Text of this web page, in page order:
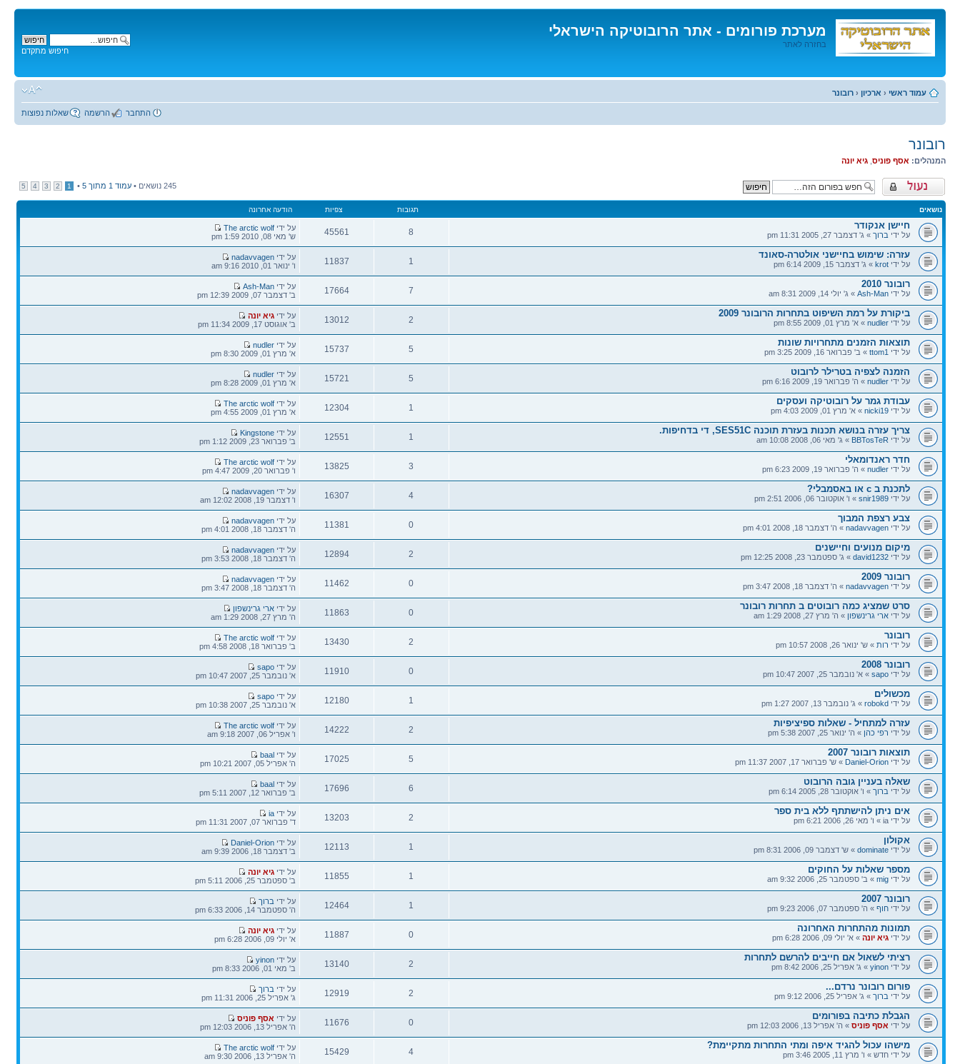
מערכת פורומים - אתר הרובוטיקה הישראלי
בחזרה לאתר
לתוכן
חיפוש מתקדם
עמוד ראשי ‹ ארכיון ‹ רובונר
שאלות נפוצות הרשמה התחבר
רובונר
המנהלים: אסף פוניס גיא יונה
פורום נעול 245 נושאים • עמוד 1 מתוך 5
•
1
2
3
4
5
נושאים תגובות צפיות הודעה אחרונה
חיישן אנקודר
על ידי ברוך » ג' דצמבר 27, 2005 11:31 pm
8
תגובות
45561
צפיות
הודעה
אחרונה
על ידי The arctic wolf
ש' מאי 08, 2010 1:59 pm
עזרה: שימוש בחיישני אולטרה-סאונד
על ידי krot » ג' דצמבר 15, 2009 6:14 pm
1
תגובות
11837
צפיות
הודעה
אחרונה
על ידי nadavvagen
ו' ינואר 01, 2010 9:16 am
רובונר 2010
על ידי Ash-Man » ג' יולי 14, 2009 8:31 am
7
תגובות
17664
צפיות
הודעה
אחרונה
על ידי Ash-Man
ב' דצמבר 07, 2009 12:39 pm
ביקורת על רמת השיפוט בתחרות הרובונר 2009
על ידי nudler » א' מרץ 01, 2009 8:55 pm
2
תגובות
13012
צפיות
הודעה
אחרונה
על ידי גיא יונה
ב' אוגוסט 17, 2009 11:34 pm
תוצאות הזמנים מתחרויות שונות
על ידי ttom1 » ב' פברואר 16, 2009 3:25 pm
5
תגובות
15737
צפיות
הודעה
אחרונה
על ידי nudler
א' מרץ 01, 2009 8:30 pm
הזמנה לצפיה בטרילר לרובוט
על ידי nudler » ה' פברואר 19, 2009 6:16 pm
5
תגובות
15721
צפיות
הודעה
אחרונה
על ידי nudler
א' מרץ 01, 2009 8:28 pm
עבודת גמר על רובוטיקה ועסקים
על ידי nicki19 » א' מרץ 01, 2009 4:03 pm
1
תגובות
12304
צפיות
הודעה
אחרונה
על ידי The arctic wolf
א' מרץ 01, 2009 4:55 pm
צריך עזרה בנושא תכנות בעזרת תוכנה SES51C, די בדחיפות.
על ידי BBTosTeR » ג' מאי 06, 2008 10:08 am
1
תגובות
12551
צפיות
הודעה
אחרונה
על ידי Kingstone
ב' פברואר 23, 2009 1:12 pm
חדר ראנדומאלי
על ידי nudler » ה' פברואר 19, 2009 6:23 pm
3
תגובות
13825
צפיות
הודעה
אחרונה
על ידי The arctic wolf
ו' פברואר 20, 2009 4:47 pm
לתכנת ב c או באסמבלי?
על ידי snir1989 » ו' אוקטובר 06, 2006 2:51 pm
4
תגובות
16307
צפיות
הודעה
אחרונה
על ידי nadavvagen
ו' דצמבר 19, 2008 12:02 am
צבע רצפת המבוך
על ידי nadavvagen » ה' דצמבר 18, 2008 4:01 pm
0
תגובות
11381
צפיות
הודעה
אחרונה
על ידי nadavvagen
ה' דצמבר 18, 2008 4:01 pm
מיקום מנועים וחיישנים
על ידי david1232 » ג' ספטמבר 23, 2008 12:25 pm
2
תגובות
12894
צפיות
הודעה
אחרונה
על ידי nadavvagen
ה' דצמבר 18, 2008 3:53 pm
רובונר 2009
על ידי nadavvagen » ה' דצמבר 18, 2008 3:47 pm
0
תגובות
11462
צפיות
הודעה
אחרונה
על ידי nadavvagen
ה' דצמבר 18, 2008 3:47 pm
סרט שמציג כמה רובוטים ב תחרות רובונר
על ידי ארי גרינשפון » ה' מרץ 27, 2008 1:29 am
0
תגובות
11863
צפיות
הודעה
אחרונה
על ידי ארי גרינשפון
ה' מרץ 27, 2008 1:29 am
רובונר
על ידי רות » ש' ינואר 26, 2008 10:57 pm
2
תגובות
13430
צפיות
הודעה
אחרונה
על ידי The arctic wolf
ב' פברואר 18, 2008 4:58 pm
רובונר 2008
על ידי sapo » א' נובמבר 25, 2007 10:47 pm
0
תגובות
11910
צפיות
הודעה
אחרונה
על ידי sapo
א' נובמבר 25, 2007 10:47 pm
מכשולים
על ידי robokd » ג' נובמבר 13, 2007 1:27 pm
1
תגובות
12180
צפיות
הודעה
אחרונה
על ידי sapo
א' נובמבר 25, 2007 10:38 pm
עזרה למתחיל - שאלות ספיציפיות
על ידי רפי כהן » ה' ינואר 25, 2007 5:38 pm
2
תגובות
14222
צפיות
הודעה
אחרונה
על ידי The arctic wolf
ו' אפריל 06, 2007 9:18 am
תוצאות רובונר 2007
על ידי Daniel-Orion » ש' פברואר 17, 2007 11:37 pm
5
תגובות
17025
צפיות
הודעה
אחרונה
על ידי baal
ה' אפריל 05, 2007 10:21 pm
שאלה בעניין גובה הרובוט
על ידי ברוך » ו' אוקטובר 28, 2005 6:14 pm
6
תגובות
17696
צפיות
הודעה
אחרונה
על ידי baal
ב' פברואר 12, 2007 5:11 pm
אים ניתן להישתתף ללא בית ספר
על ידי ia » ו' מאי 26, 2006 6:21 pm
2
תגובות
13203
צפיות
הודעה
אחרונה
על ידי ia
ד' פברואר 07, 2007 11:31 pm
אקולון
על ידי dominate » ש' דצמבר 09, 2006 8:31 pm
1
תגובות
12113
צפיות
הודעה
אחרונה
על ידי Daniel-Orion
ב' דצמבר 18, 2006 9:39 am
מספר שאלות על החוקים
על ידי mig » ב' ספטמבר 25, 2006 9:32 am
1
תגובות
11855
צפיות
הודעה
אחרונה
על ידי גיא יונה
ב' ספטמבר 25, 2006 5:11 pm
רובונר 2007
על ידי חוף » ה' ספטמבר 07, 2006 9:23 pm
1
תגובות
12464
צפיות
הודעה
אחרונה
על ידי ברוך
ה' ספטמבר 14, 2006 6:33 pm
תמונות מהתחרות האחרונה
על ידי גיא יונה » א' יולי 09, 2006 6:28 pm
0
תגובות
11887
צפיות
הודעה
אחרונה
על ידי גיא יונה
א' יולי 09, 2006 6:28 pm
רציתי לשאול אם חייבים להרשם לתחרות
על ידי yinon » ג' אפריל 25, 2006 8:42 pm
2
תגובות
13140
צפיות
הודעה
אחרונה
על ידי yinon
ב' מאי 01, 2006 8:33 pm
פורום רובונר נרדם...
על ידי ברוך » ג' אפריל 25, 2006 9:12 pm
2
תגובות
12919
צפיות
הודעה
אחרונה
על ידי ברוך
ג' אפריל 25, 2006 11:31 pm
הגבלת כתיבה בפורומים
על ידי אסף פוניס » ה' אפריל 13, 2006 12:03 pm
0
תגובות
11676
צפיות
הודעה
אחרונה
על ידי אסף פוניס
ה' אפריל 13, 2006 12:03 pm
מישהו עכול להגיד איפה ומתי התחרות מתקיימת?
על ידי חדש » ו' מרץ 11, 2005 3:46 pm
4
15429
הודעה
אחרונה
על ידי The arctic wolf
ה' אפריל 13, 2006 9:30 am